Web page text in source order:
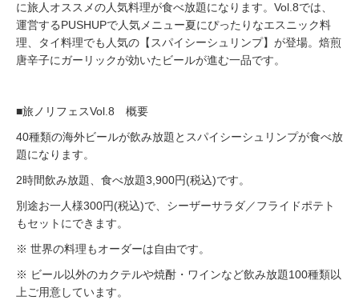
に旅人オススメの人気料理が食べ放題になります。Vol.8では、
運営するPUSHUPで人気メニュー夏にぴったりなエスニック料
理、タイ料理でも人気の【スパイシーシュリンプ】が登場。焙煎
唐辛子にガーリックが効いたビールが進む一品です。
■旅ノリフェスVol.8 概要
40種類の海外ビールが飲み放題とスパイシーシュリンプが食べ放
題になります。
2時間飲み放題、食べ放題3,900円(税込)です。
別途お一人様300円(税込)で、シーザーサラダ／フライドポテト
もセットにできます。
※ 世界の料理もオーダーは自由です。
※ ビール以外のカクテルや焼酎・ワインなど飲み放題100種類以
上ご用意しています。